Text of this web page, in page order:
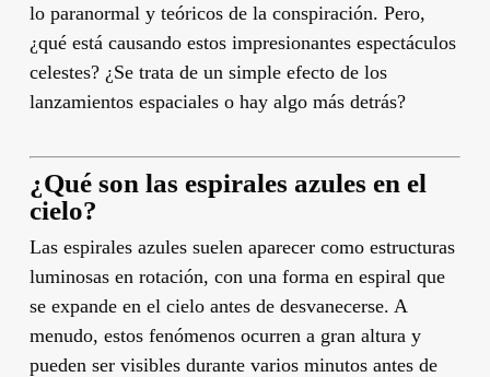
lo paranormal y teóricos de la conspiración. Pero,
¿qué está causando estos impresionantes espectáculos
celestes? ¿Se trata de un simple efecto de los
lanzamientos espaciales o hay algo más detrás?
¿Qué son las espirales azules en el
cielo?
Las espirales azules suelen aparecer como estructuras
luminosas en rotación, con una forma en espiral que
se expande en el cielo antes de desvanecerse. A
menudo, estos fenómenos ocurren a gran altura y
pueden ser visibles durante varios minutos antes de